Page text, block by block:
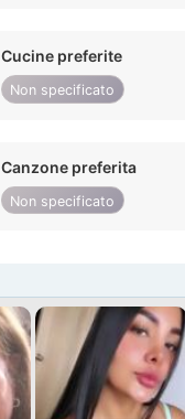
Cucine preferite
Non specificato
Canzone preferita
Non specificato